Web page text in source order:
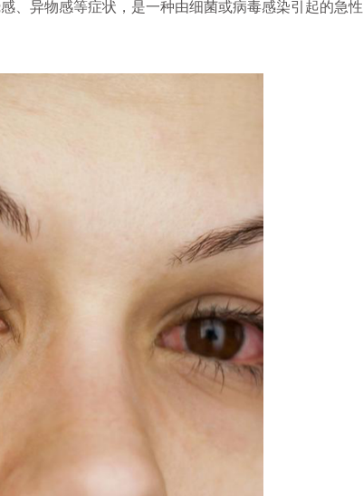
异物感等症状，是一种由细菌或病毒感染引起的急性